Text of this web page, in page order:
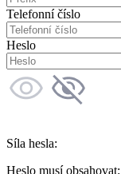
Telefonní číslo
Heslo
Síla hesla:
Heslo musí obsahovat: